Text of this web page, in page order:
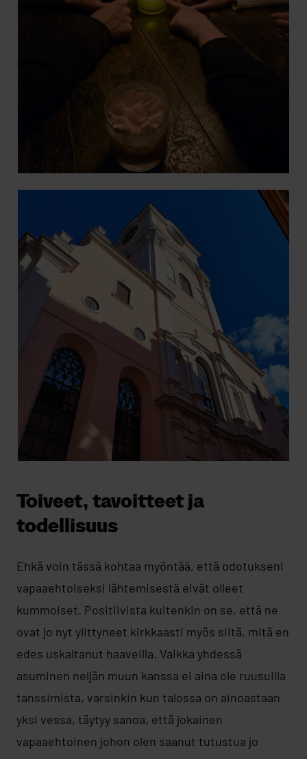
Toiveet, tavoitteet ja
todellisuus
Ehkä voin tässä kohtaa myöntää, että odotukseni
vapaaehtoiseksi lähtemisestä eivät olleet
kummoiset. Positiivista kuitenkin on se, että ne
ovat jo nyt ylittyneet kirkkaasti myös siitä, mitä en
edes uskaltanut haaveilla. Vaikka yhdessä
asuminen neljän muun kanssa ei aina ole ruusuilla
tanssimista, varsinkin kun talossa on ainoastaan
yksi vessa, täytyy sanoa, että jokainen
vapaaehtoinen johon olen saanut tutustua jo